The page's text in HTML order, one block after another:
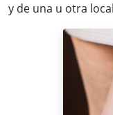
y de una u otra